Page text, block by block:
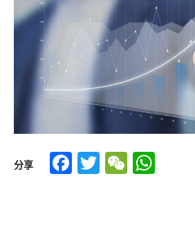
分享 Facebook
TwitterWeChat